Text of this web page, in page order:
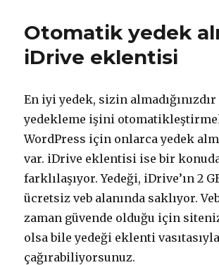
Otomatik yedek
iDrive eklentisi
En iyi yedek, sizin almadığınızdır
yedekleme işini
WordPress için onlarca yedek
var. iDrive eklentisi ise bir
farklılaşıyor. Yedeği, iDrive’ın 2
ücretsiz veb alanında saklıyor.
zaman güvende olduğu için
olsa bile yedeği eklenti
çağırabiliyorsunuz.